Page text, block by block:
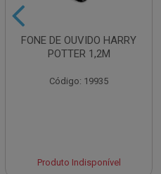
FONE DE OUVIDO HARRY
POTTER 1,2M
Código: 19935
Produto Indisponível